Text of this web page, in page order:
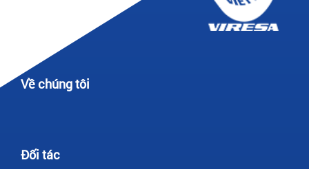
Về chúng tôi
Đối tác